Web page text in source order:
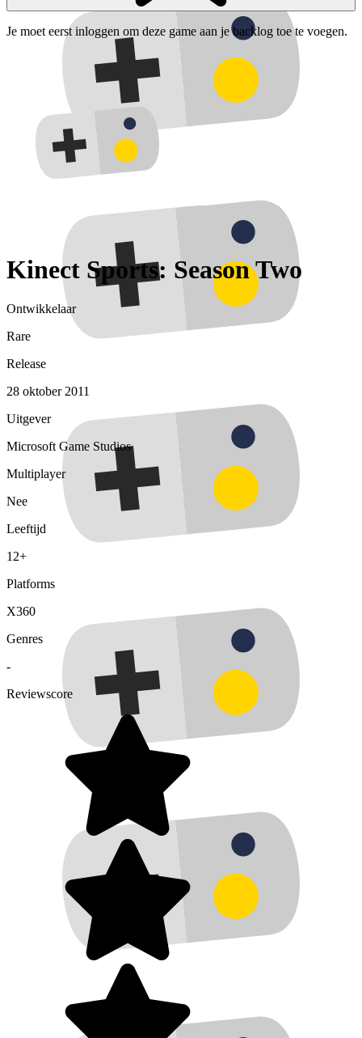
Je moet eerst inloggen om deze game aan je backlog toe te voegen.
Kinect Sports: Season Two
Ontwikkelaar
Rare
Release
28 oktober 2011
Uitgever
Microsoft Game Studios
Multiplayer
Nee
Leeftijd
12+
Platforms
X360
Genres
-
Reviewscore